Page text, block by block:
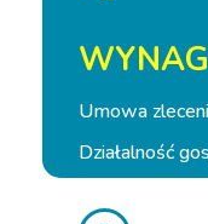
Umowa
Działalność